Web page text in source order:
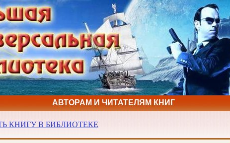
АВТОРАМ И ЧИТАТЕЛЯМ КНИГ
КНИГУ В БИБЛИОТЕКЕ